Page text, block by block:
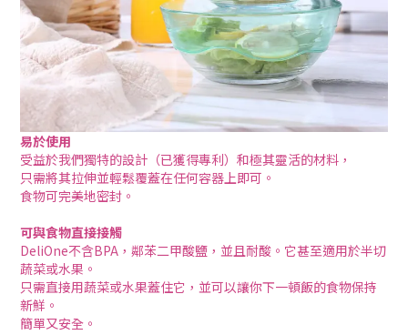
易於使用
受益於我們獨特的設計（已獲得專利）和極其靈活的材料，
只需將其拉伸並輕鬆覆蓋在任何容器上即可。
食物可完美地密封。
可與食物直接接觸
DeliOne不含BPA，鄰苯二甲酸鹽，並且耐酸。它甚至適用於半切
蔬菜或水果。
只需直接用蔬菜或水果蓋住它，並可以讓你下一頓飯的食物保持
新鮮。
簡單又安全。